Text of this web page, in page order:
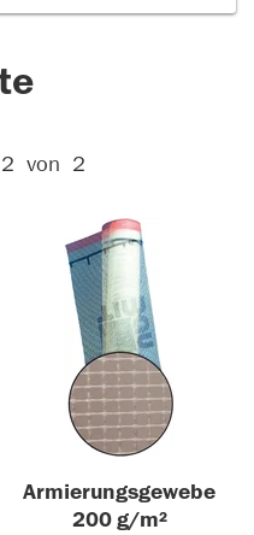
von 2
Armierungsgewebe
200 g/m²